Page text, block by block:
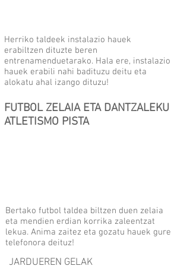
Herriko taldeek instalazio hauek
erabiltzen dituzte beren
entrenamenduetarako. Hala ere, instalazio
hauek erabili nahi badituzu deitu eta
alokatu ahal izango dituzu!
FUTBOL ZELAIA ETA DANTZALEKU
ATLETISMO PISTA
Bertako futbol taldea biltzen duen zelaia
eta mendien erdian korrika zaleentzat
lekua. Anima zaitez eta gozatu hauek gure
telefonora deituz!
JARDUEREN GELAK